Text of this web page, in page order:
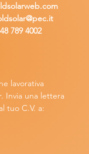
lavorativa
. Invia una lettera
tuo C.V. a:
789 4002